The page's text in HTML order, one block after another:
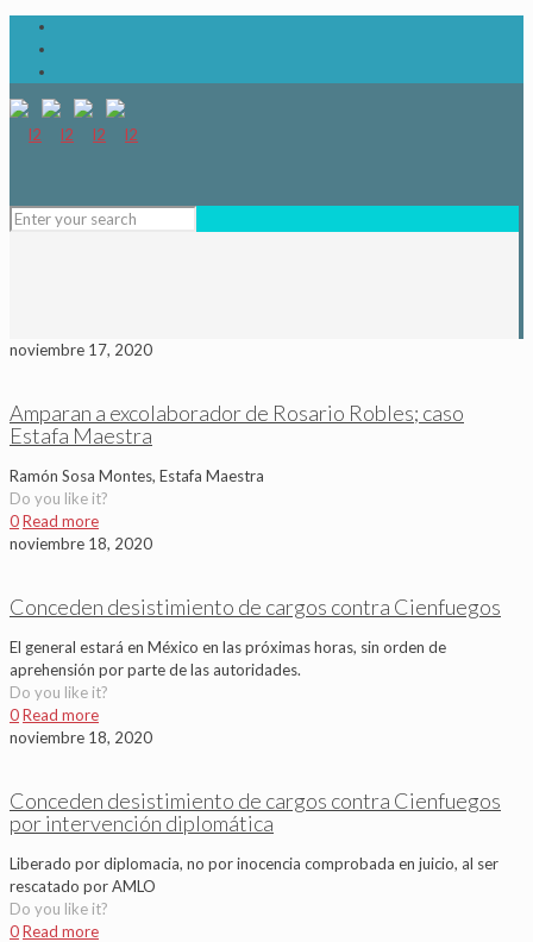
noviembre 17, 2020
Amparan a excolaborador de Rosario Robles; caso
Estafa Maestra
Ramón Sosa Montes, Estafa Maestra
Do you like it?
0Read more
noviembre 18, 2020
Conceden desistimiento de cargos contra Cienfuegos
El general estará en México en las próximas horas, sin orden de
aprehensión por parte de las autoridades.
Do you like it?
0Read more
noviembre 18, 2020
Conceden desistimiento de cargos contra Cienfuegos
por intervención diplomática
Liberado por diplomacia, no por inocencia comprobada en juicio, al ser
rescatado por AMLO
Do you like it?
0Read more